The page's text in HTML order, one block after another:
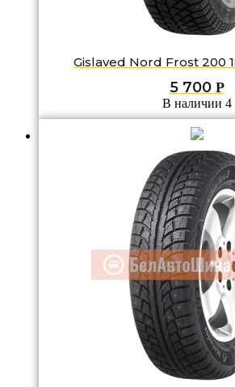
Gislaved Nord Frost 200
5 700 Р
В наличии 4